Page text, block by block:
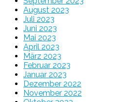
August 2023
Juli 2023
Juni 2023
Mai 2023
April 2023
März 2023
Februar 2023
Januar 2023
Dezember 2022
November 2022